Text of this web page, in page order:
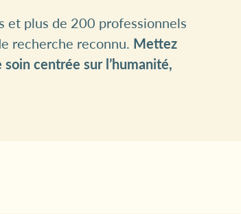
et plus de 200 professionnels
recherche reconnu. Mettez
centrée sur l’humanité,